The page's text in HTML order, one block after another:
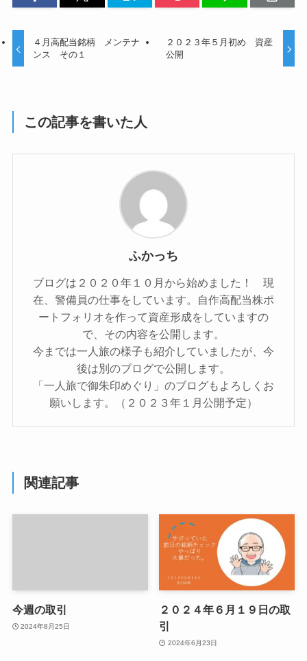
４月高配当銘柄 メンテナ
ンス その１
２０２３年５月初め 資産
公開
この記事を書いた人
ふかっち
ブログは２０２０年１０月から始めました！ 現
在、警備員の仕事をしています。自作高配当株ポ
ートフォリオを作って資産形成をしていますの
で、その内容を公開します。
今までは一人旅の様子も紹介していましたが、今
後は別のブログで公開します。
「一人旅で御朱印めぐり」のブログもよろしくお
願いします。（２０２３年１月公開予定）
関連記事
今週の取引
2024年8月25日
２０２４年６月１９日の取
引
2024年6月23日